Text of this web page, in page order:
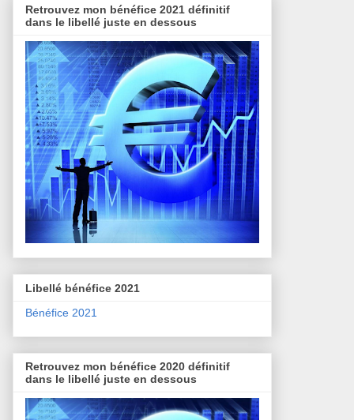
Retrouvez mon bénéfice 2021 définitif
dans le libellé juste en dessous
Libellé bénéfice 2021
Bénéfice 2021
Retrouvez mon bénéfice 2020 définitif
dans le libellé juste en dessous